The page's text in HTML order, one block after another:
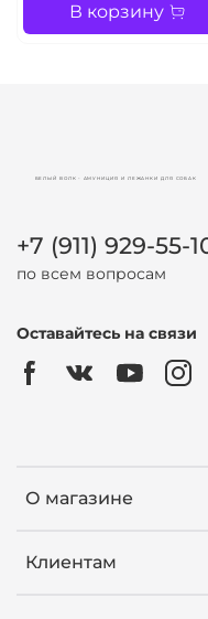
В корзину
О магазине
Клиентам
БЕЛЫЙ ВОЛК - АМУНИЦИЯ И ЛЕЖАНКИ ДЛЯ СОБАК
+7 (911) 929-55-
по всем вопросам
Оставайтесь на связи